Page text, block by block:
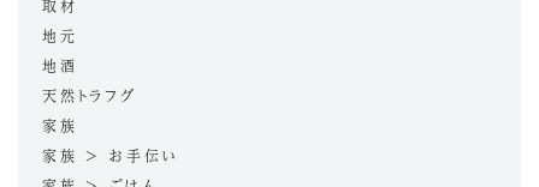
取材
地元
地酒
天然トラフグ
家族
家族 > お手伝い